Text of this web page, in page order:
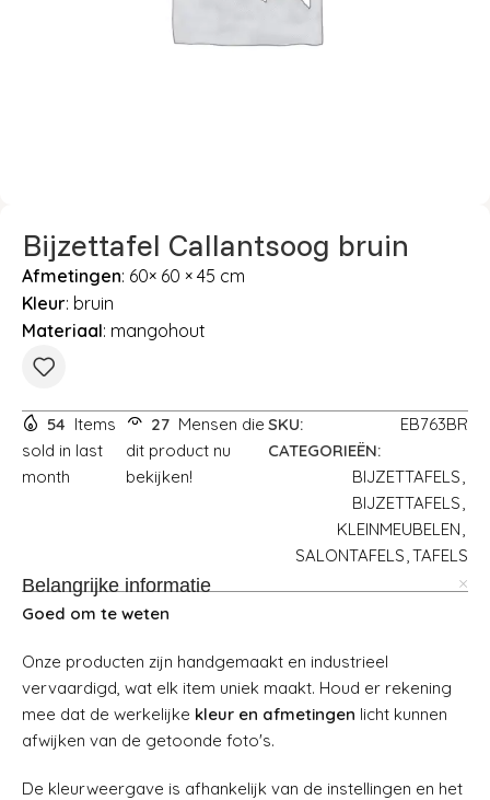
Bijzettafel Callantsoog bruin
Afmetingen: 60× 60 × 45 cm
Kleur: bruin
Materiaal: mangohout
54 Items
sold in last
month
27 Mensen die
dit product nu
bekijken!
SKU:
EB763BR
CATEGORIEËN:
BIJZETTAFELS,
BIJZETTAFELS,
KLEINMEUBELEN,
SALONTAFELS,TAFELS
Belangrijke informatie
Goed om te weten
Onze producten zijn handgemaakt en industrieel
vervaardigd, wat elk item uniek maakt. Houd er rekening
mee dat de werkelijke kleur en afmetingen licht kunnen
afwijken van de getoonde foto's.
De kleurweergave is afhankelijk van de instellingen en het